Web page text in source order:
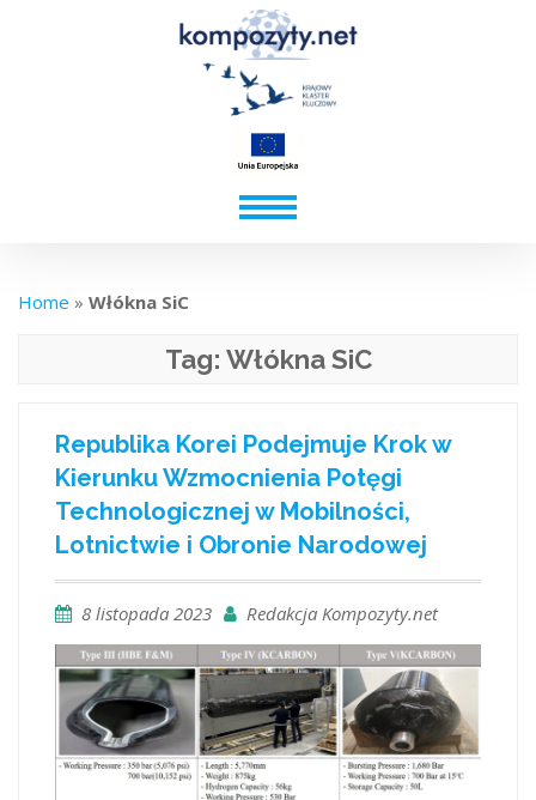
Home » Włókna SiC
Tag: Włókna SiC
Republika Korei Podejmuje Krok w
Kierunku Wzmocnienia Potęgi
Technologicznej w Mobilności,
Lotnictwie i Obronie Narodowej
8 listopada 2023 Redakcja Kompozyty.net